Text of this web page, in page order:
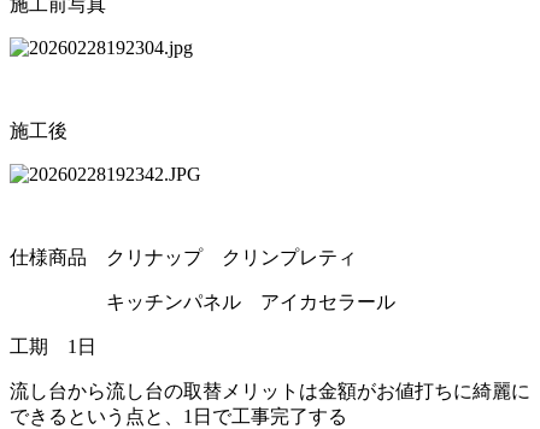
施工前写真
施工後
仕様商品 クリナップ クリンプレティ
キッチンパネル アイカセラール
工期 1日
流し台から流し台の取替メリットは金額がお値打ちに綺麗に
できるという点と、1日で工事完了する